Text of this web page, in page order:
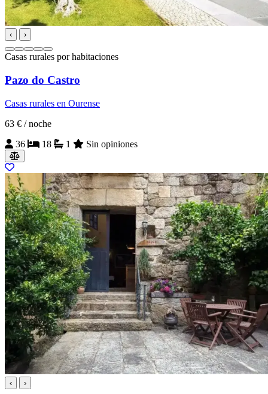
‹ ›
Casas rurales por habitaciones
Pazo do Castro
Casas rurales en Ourense
63 € / noche
36
18 1 Sin opiniones
‹ ›